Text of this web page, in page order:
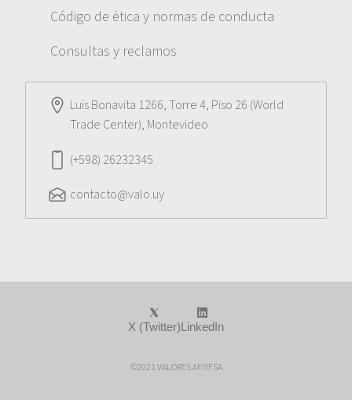
Código de ética y normas de conducta
Consultas y reclamos
Luis Bonavita 1266, Torre 4, Piso 26 (World
Trade Center), Montevideo
(+598) 26232345
contacto@valo.uy
©2021 VALORES AFIYFSA
X (Twitter)LinkedIn